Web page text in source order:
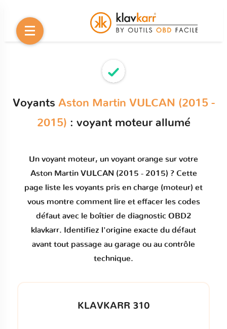
Voyants Aston Martin VULCAN (2015 -
2015) : voyant moteur allumé
Un voyant moteur, un voyant orange sur votre
Aston Martin VULCAN (2015 - 2015) ? Cette
page liste les voyants pris en charge (moteur) et
vous montre comment lire et effacer les codes
défautavec le boîtier de diagnostic OBD2
klavkarr. Identifiez l'origine exacte du défaut
avant tout passage au garage ou au contrôle
technique.
KLAVKARR 310